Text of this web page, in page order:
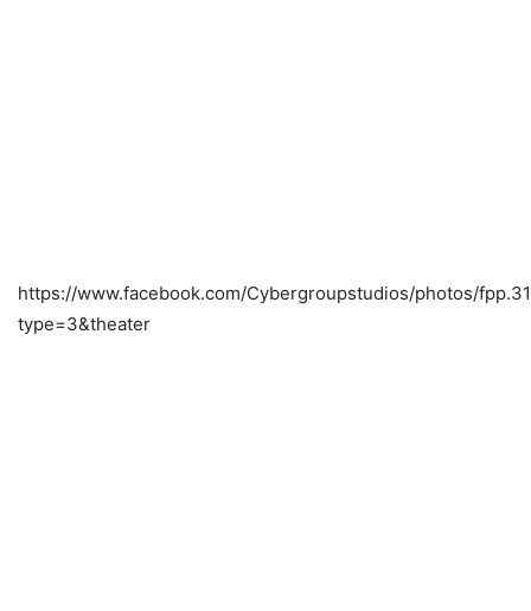
https://www.facebook.com/Cybergroupstudios/photos/
type=3&theater